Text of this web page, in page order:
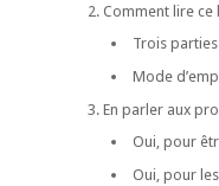
2. Comment lire ce
Trois parties
Mode
3. En parler aux
Oui, pour
Oui, pour